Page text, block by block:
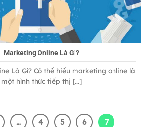
Marketing Online Là Gì?
Là Gì? Có thể hiểu marketing online là
một hình thức tiếp thị [...]
… 4 5 6 7